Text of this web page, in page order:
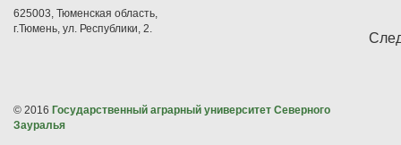
625003, Тюменская область,
г.Тюмень, ул. Республики, 2.
© 2016 Государственный аграрный университет Северного
Зауралья